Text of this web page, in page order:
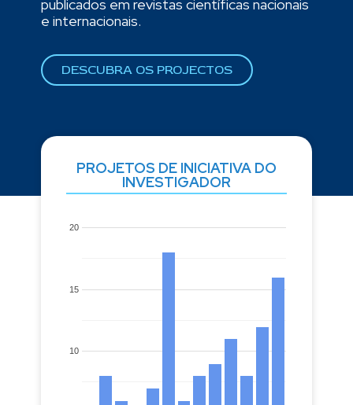
publicados em revistas científicas nacionais
e internacionais.
DESCUBRA OS PROJECTOS
PROJETOS DE INICIATIVA DO
INVESTIGADOR
10
15
20